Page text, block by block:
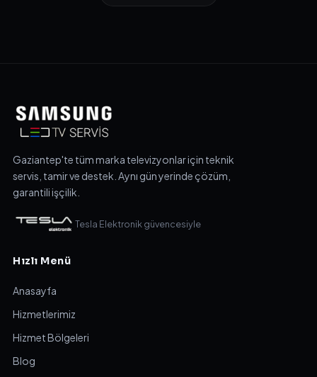
Gaziantep'te tüm marka televizyonlar için teknik
servis, tamir ve destek. Aynı gün yerinde çözüm,
garantili işçilik.
Tesla Elektronik güvencesiyle
Hızlı Menü
Anasayfa
Hizmetlerimiz
Hizmet Bölgeleri
Blog